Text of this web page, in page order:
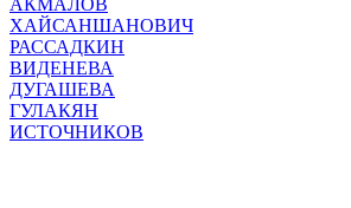
ХАЙСАНШАНОВИЧ
РАССАДКИН
ВИДЕНЕВА
ДУГАШЕВА
ГУЛАКЯН
ИСТОЧНИКОВ